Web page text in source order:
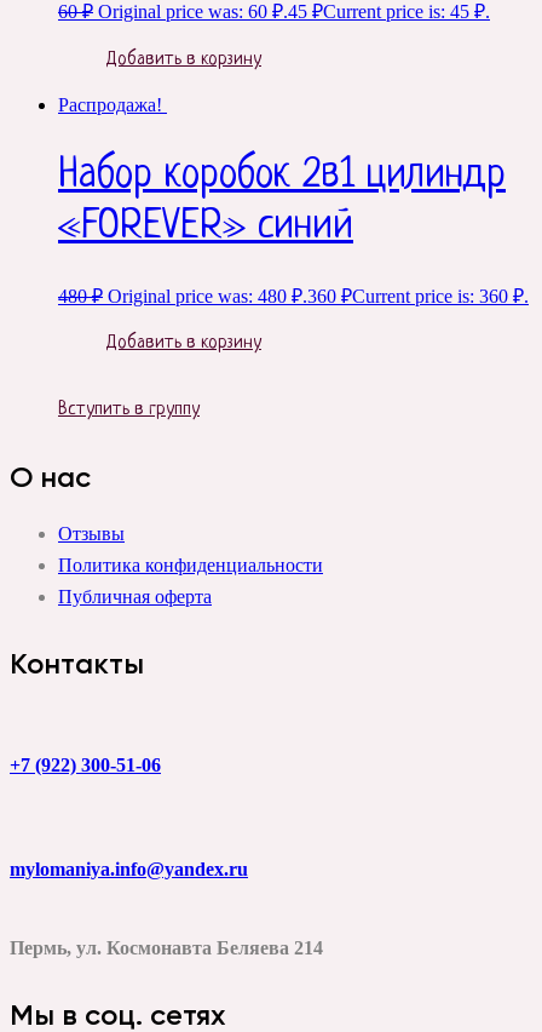
60₽ Original price was: 60 ₽.45 ₽Current price is: 45 ₽.
Добавить в корзину
Распродажа!
Набор коробок 2в1 цилиндр
«FOREVER» синий
480₽ Original price was: 480 ₽.360 ₽Current price is: 360 ₽.
Добавить в корзину
Вступить в группу
О нас
Отзывы
Политика конфиденциальности
Публичная оферта
Контакты
+7 (922) 300-51-06
mylomaniya.info@yandex.ru
Пермь, ул. Космонавта Беляева 214
Мы в соц. сетях